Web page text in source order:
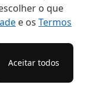
o que
e os Termos
Aceitar todos